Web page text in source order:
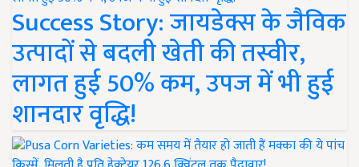
Success Story: जायडेक्स के जैविक
उत्पादों से बदली खेती की तस्वीर,
लागत हुई 50% कम, उपज में भी हुई
शानदार वृद्धि!